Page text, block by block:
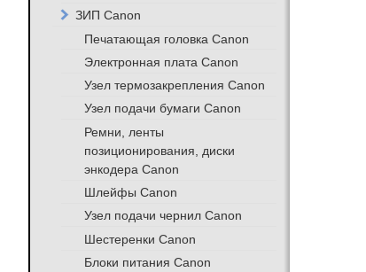
ЗИП Canon
Печатающая головка Canon
Электронная плата Canon
Узел термозакрепления Canon
Узел подачи бумаги Canon
Ремни, ленты
позиционирования, диски
энкодера Canon
Шлейфы Canon
Узел подачи чернил Canon
Шестеренки Canon
Блоки питания Canon